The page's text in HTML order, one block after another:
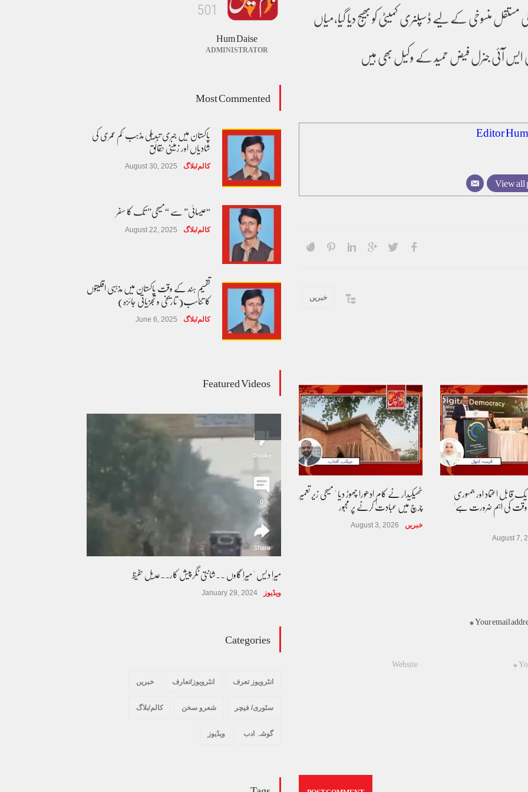
منسوخی کے لیے ڈسپلنری کمیٹی کو بھیج دیا گیا،میاں
آئی جنرل فیض حمید کے وکیل بھی ہیں
Editor
View all
خبریں
ٹھیکیدار نے کام ادھورا چھوڑ دیا ' مسیحی زیر تعمیر
چرچ میں عبادت کرنے پر مجبور
خبریں August 3, 2026
قابل اعتماد اور جمہوری
وقت کی اہم ضرورت ہے'
August 7,
Your email
1
0
5
Hum Daise
ADMINISTRATOR
Most Commented
پاکستان میں جبری تبدیلی مذہب 'کم عمری کی
شادیاں اور زمینی حقائق
کالم/بلاگ August 30, 2025
“عیسائی” سے “مسیحی” تک کا سفر
کالم/بلاگ August 22, 2025
تقسیم ہند کے وقت پاکستان میں مذہبی اقلیتوں
کا تناسب( تاریخی و تجزیاتی جائزہ)
کالم/بلاگ June 6, 2025
بیٹیاں
پسند کی شادیوں کا بڑھتا ہوا رجحان اور راولپنڈی
کی یوسیز میں اندارج پر پابندی ایک نیا تنازعہ
کالم/بلاگ October 14, 2025
Featured Videos
میرا دیس ' میرا گاوں ۔۔شانتی نگرپیش کار۔۔عدیل حفیظ
ویڈیوز January 29, 2024
Categories
انٹرویوز تعرف انٹرویوز/تعارف خبریں
سٹوری/ فیچر شعرو سخن کالم/بلاگ
گوشہ ادب ویڈیوز